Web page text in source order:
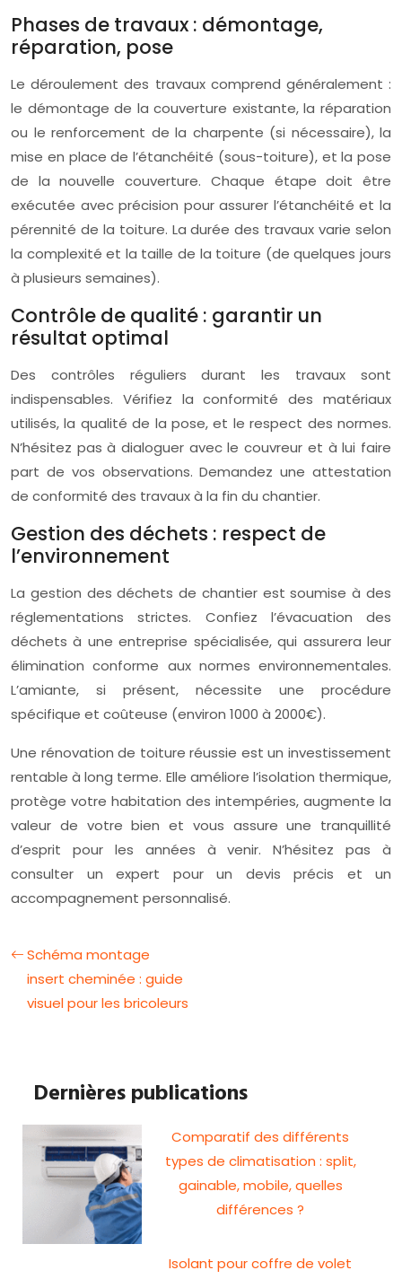
Phases de travaux : démontage,
réparation, pose
Le déroulement des travaux comprend généralement :
le démontage de la couverture existante, la réparation
ou le renforcement de la charpente (si nécessaire), la
mise en place de l’étanchéité (sous-toiture), et la pose
de la nouvelle couverture. Chaque étape doit être
exécutée avec précision pour assurer l’étanchéité et la
pérennité de la toiture. La durée des travaux varie selon
la complexité et la taille de la toiture (de quelques jours
à plusieurs semaines).
Contrôle de qualité : garantir un
résultat optimal
Des contrôles réguliers durant les travaux sont
indispensables. Vérifiez la conformité des matériaux
utilisés, la qualité de la pose, et le respect des normes.
N’hésitez pas à dialoguer avec le couvreur et à lui faire
part de vos observations. Demandez une attestation
de conformité des travaux à la fin du chantier.
Gestion des déchets : respect de
l’environnement
La gestion des déchets de chantier est soumise à des
réglementations strictes. Confiez l’évacuation des
déchets à une entreprise spécialisée, qui assurera leur
élimination conforme aux normes environnementales.
L’amiante, si présent, nécessite une procédure
spécifique et coûteuse (environ 1000 à 2000€).
Une rénovation de toiture réussie est un investissement
rentable à long terme. Elle améliore l’isolation thermique,
protège votre habitation des intempéries, augmente la
valeur de votre bien et vous assure une tranquillité
d’esprit pour les années à venir. N’hésitez pas à
consulter un expert pour un devis précis et un
accompagnement personnalisé.
Schéma montage
insert cheminée : guide
visuel pour les bricoleurs
Dernières publications
Comparatif des différents
types de climatisation : split,
gainable, mobile, quelles
différences ?
Isolant pour coffre de volet